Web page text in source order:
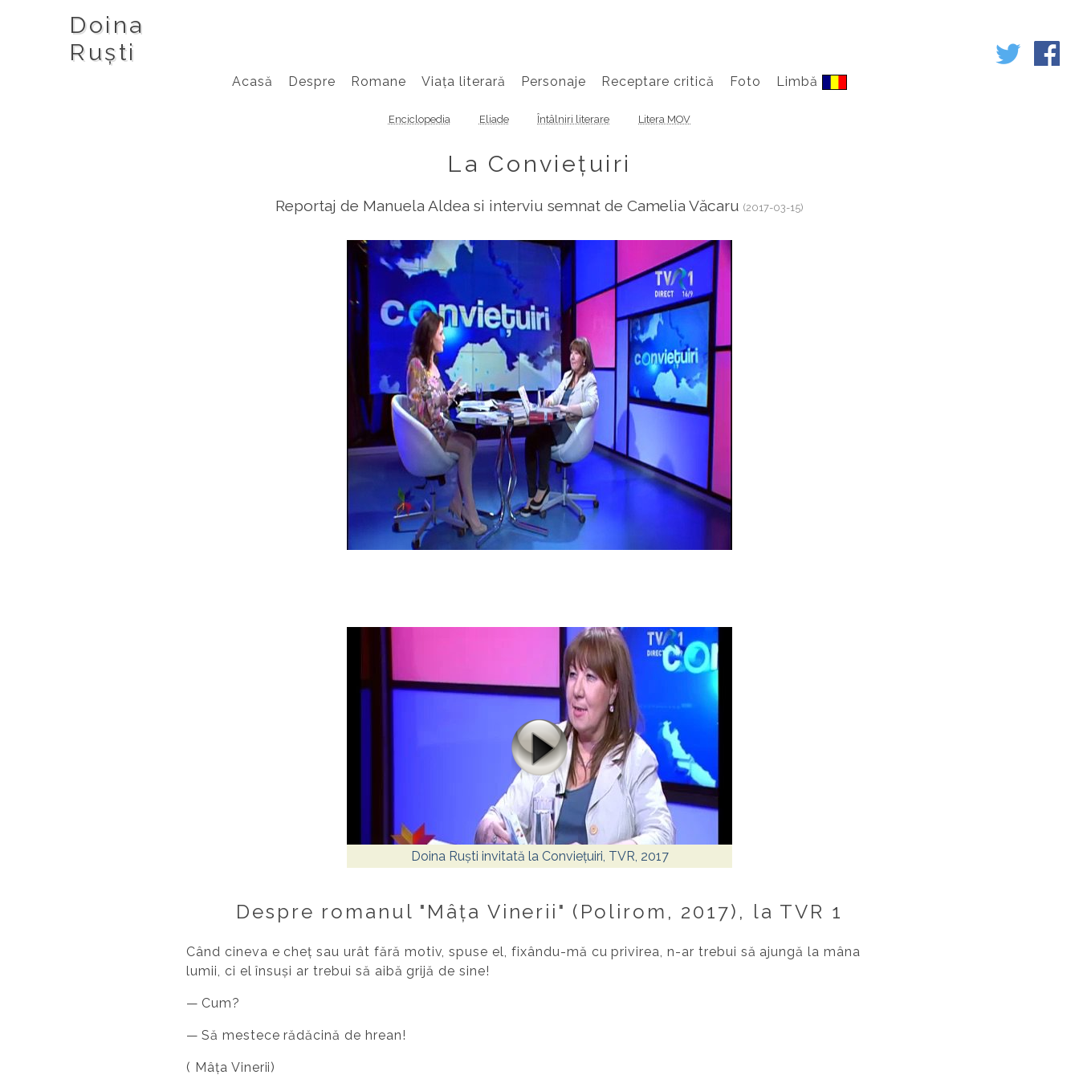
Doina
Ruști
Acasă Despre Romane Viața literară Personaje Receptare critică Foto Limbă
Enciclopedia Eliade Întâlniri literare Litera MOV
La Conviețuiri
Reportaj de Manuela Aldea si interviu semnat de Camelia Văcaru (2017-03-15)
Doina Ruști invitată la Conviețuiri, TVR, 2017
Despre romanul "Mâța Vinerii" (Polirom, 2017), la TVR 1
Când cineva e cheț sau urât fără motiv, spuse el, fixându-mă cu privirea, n-ar trebui să ajungă la mâna
lumii, ci el însuși ar trebui să aibă grijă de sine!
— Cum?
— Să mestece rădăcină de hrean!
( Mâța Vinerii)